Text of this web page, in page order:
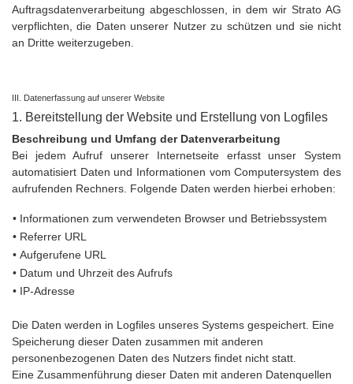
Auftragsdatenverarbeitung abgeschlossen, in dem wir Strato AG
verpflichten, die Daten unserer Nutzer zu schützen und sie nicht
an Dritte weiterzugeben.
III. Datenerfassung auf unserer Website
1. Bereitstellung der Website und Erstellung von Logfiles
Beschreibung und Umfang der Datenverarbeitung
Bei jedem Aufruf unserer Internetseite erfasst unser System
automatisiert Daten und Informationen vom Computersystem des
aufrufenden Rechners. Folgende Daten werden hierbei erhoben:
• Informationen zum verwendeten Browser und Betriebssystem
• Referrer URL
• Aufgerufene URL
• Datum und Uhrzeit des Aufrufs
• IP-Adresse
Die Daten werden in Logfiles unseres Systems gespeichert. Eine
Speicherung dieser Daten zusammen mit anderen
personenbezogenen Daten des Nutzers findet nicht statt.
Eine Zusammenführung dieser Daten mit anderen Datenquellen